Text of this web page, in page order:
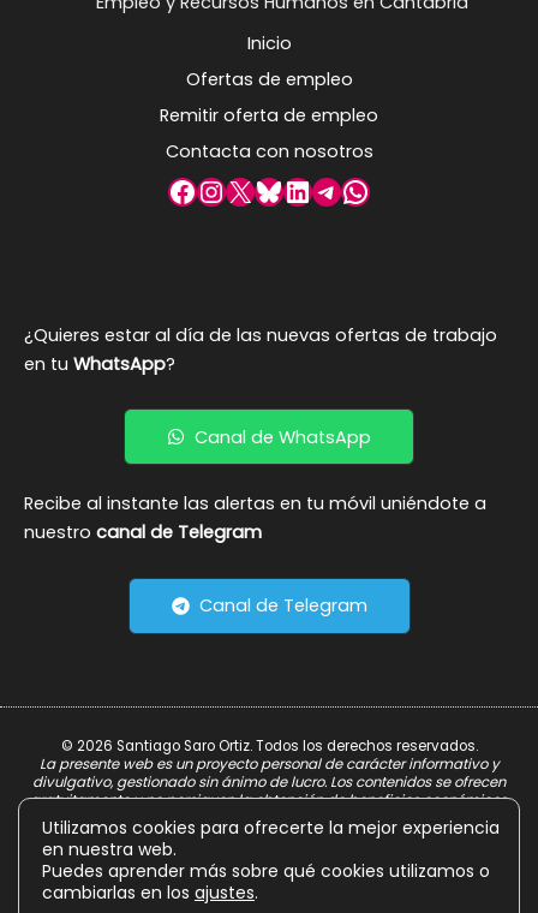
Inicio
Ofertas de empleo
Remitir oferta de empleo
Contacta con nosotros
Facebook
Instagram
X Bluesky
LinkedIn
Telegram
WhatsApp
¿Quieres estar al día de las nuevas ofertas de trabajo
en tu WhatsApp?
Canal de WhatsApp
Recibe al instante las alertas en tu móvil uniéndote a
nuestro canal de Telegram
Canal de Telegram
© 2026 Santiago Saro Ortiz. Todos los derechos reservados.
La presente web es un proyecto personal de carácter informativo y
divulgativo, gestionado sin ánimo de lucro. Los contenidos se ofrecen
gratuitamente y no persiguen la obtención de beneficios económicos.
Política de Privacidad
Política de Cookies
Utilizamos cookies para ofrecerte la mejor experiencia
en nuestra web.
Puedes aprender más sobre qué cookies utilizamos o
cambiarlas en los ajustes.